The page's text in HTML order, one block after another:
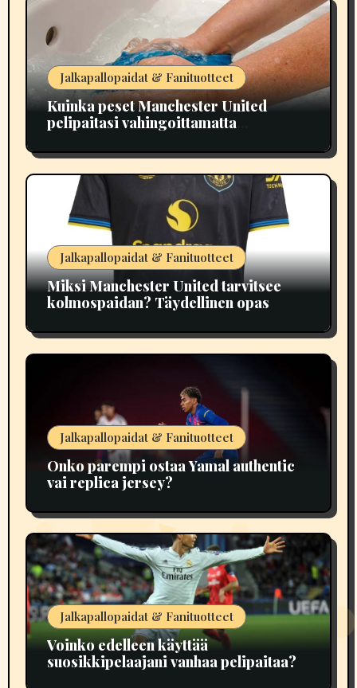
Jalkapallopaidat & Fanituotteet
Kuinka peset Manchester United
pelipaitasi vahingoittamatta
Jalkapallopaidat & Fanituotteet
Miksi Manchester United tarvitsee
kolmospaidan? Täydellinen opas
Jalkapallopaidat & Fanituotteet
Onko parempi ostaa Yamal authentic
vai replica jersey?
Jalkapallopaidat & Fanituotteet
Voinko edelleen käyttää
suosikkipelaajani vanhaa pelipaitaa?